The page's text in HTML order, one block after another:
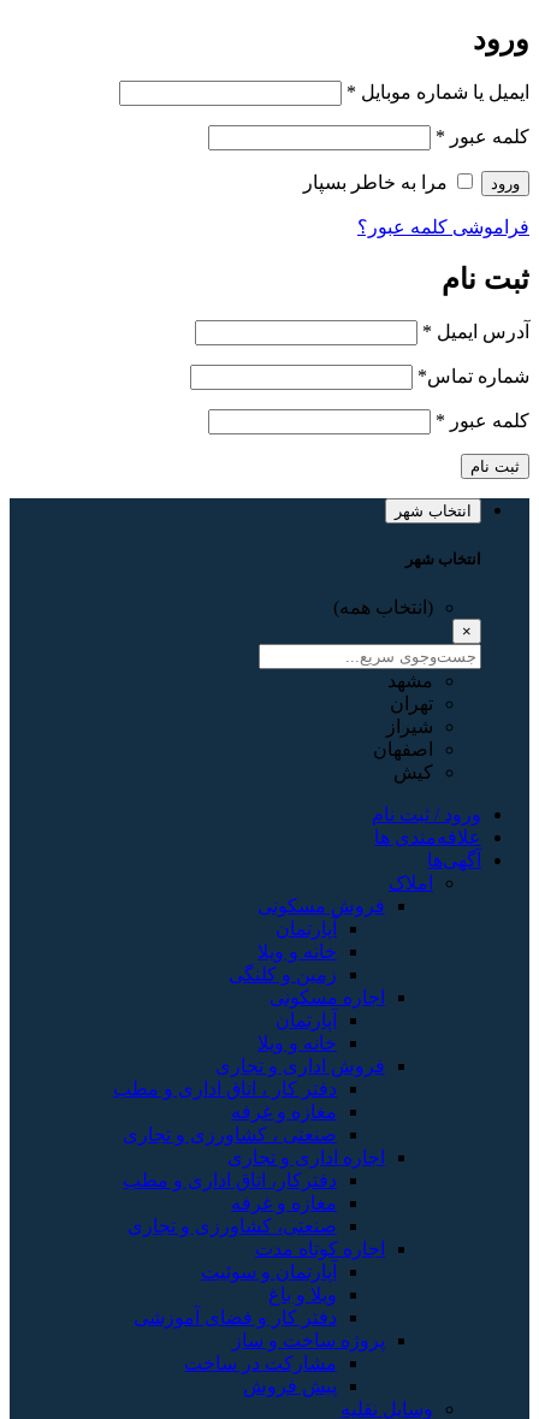
ورود
ایمیل یا شماره موبایل *
کلمه عبور *
ورود مرا به خاطر بسپار
فراموشی کلمه عبور؟
ثبت نام
آدرس ایمیل *
شماره تماس*
کلمه عبور *
ثبت نام
انتخاب شهر
انتخاب شهر
(انتخاب همه)
×
مشهد
تهران
شیراز
اصفهان
کیش
ورود / ثبت نام
علاقه‌مندی ها
آگهی‌ها
املاک
فروش مسکونی
آپارتمان
خانه و ویلا
زمین و کلنگی
اجاره مسکونی
آپارتمان
خانه و ویلا
فروش اداری و تجاری
دفتر کار ، اتاق اداری و مطب
مغازه و غرفه
صنعتی ، کشاورزی و تجاری
اجاره اداری و تجاری
دفترکار، اتاق اداری و مطب
مغازه و غرفه
صنعتی، کشاورزی و تجاری
اجاره کوتاه مدت
آپارتمان و سوئیت
ویلا و باغ
دفتر کار و فضای آموزشی
پروژه ساخت و ساز
مشارکت در ساخت
پیش فروش
وسایل نقلیه